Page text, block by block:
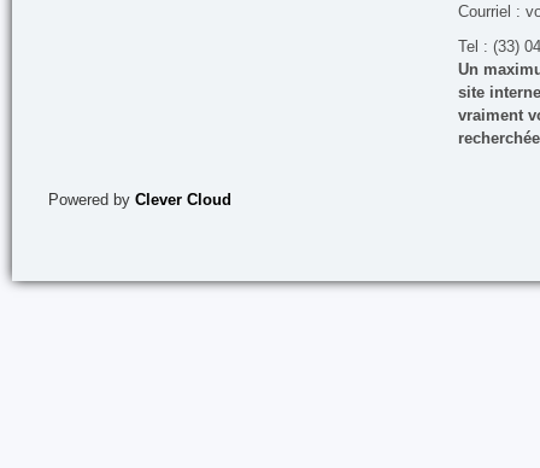
Courriel :
Tel : (33)
Un
site
vraiment
Powered by Clever Cloud